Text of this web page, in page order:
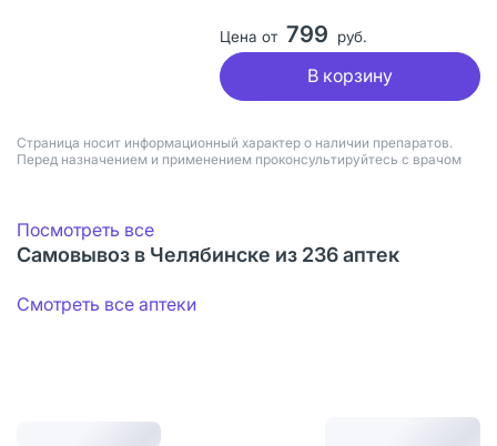
Цена от 799 руб.
В корзину
Страница носит информационный характер о наличии препаратов.
Перед назначением и применением проконсультируйтесь с врачом
Посмотреть все
Самовывоз в Челябинске из 236 аптек
Смотреть все аптеки